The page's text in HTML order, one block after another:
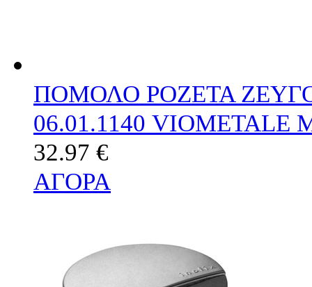
ΠΟΜΟΛΟ ΡΟΖΕΤΑ
06.01.1140
32.97 €
ΑΓΟΡΑ